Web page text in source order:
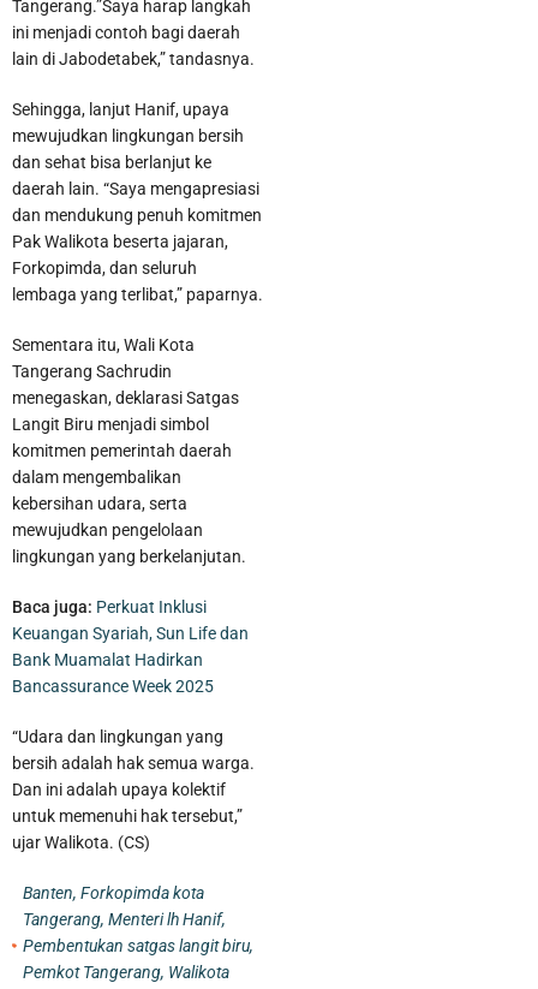
Perumda TB Beri Kado Kemerdekaan Potongan Harga
Pemasangan Sambungan Air Bersih Hingga 8I Persen
Satnarkoba Polres Metro Tangerang Kota Bekuk Pengedar Obat
Keras di Kosambi Tangerang
Tangerang.”Saya harap langkah
ini menjadi contoh bagi daerah
lain di Jabodetabek,” tandasnya.
Sehingga, lanjut Hanif, upaya
mewujudkan lingkungan bersih
dan sehat bisa berlanjut ke
daerah lain. “Saya mengapresiasi
dan mendukung penuh komitmen
Pak Walikota beserta jajaran,
Forkopimda, dan seluruh
lembaga yang terlibat,” paparnya.
Sementara itu, Wali Kota
Tangerang Sachrudin
menegaskan, deklarasi Satgas
Langit Biru menjadi simbol
komitmen pemerintah daerah
dalam mengembalikan
kebersihan udara, serta
mewujudkan pengelolaan
lingkungan yang berkelanjutan.
Baca juga: Perkuat Inklusi
Keuangan Syariah, Sun Life dan
Bank Muamalat Hadirkan
Bancassurance Week 2025
“Udara dan lingkungan yang
bersih adalah hak semua warga.
Dan ini adalah upaya kolektif
untuk memenuhi hak tersebut,”
ujar Walikota. (CS)
Banten, Forkopimda kota
Tangerang, Menteri lh Hanif,
Pembentukan satgas langit biru,
Pemkot Tangerang, Walikota